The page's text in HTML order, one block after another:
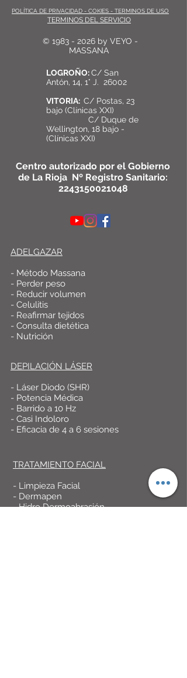
POLÍTICA DE PRIVACIDAD - COKIES - TERMINOS DE USO
TERMINOS DEL SERVICIO
© 1983 - 2026by VEYO -
MASSANA
LOGROÑO:C/ San
Antón, 14, 1° J. 26002
VITORIA: C/ Postas, 23
bajo (Clínicas XXI)
C/ Duque de
Wellington, 18 bajo -
(Clínicas XXI)
Centro autorizado por el Gobierno
de La Rioja Nº Registro Sanitario:
2243150021048
ADELGAZAR
- Método Massana
- Perder peso
- Reducir volumen
- Celulitis
- Reafirmar tejidos
- Consulta dietética
- Nutrición
DEPILACIÓN LÁSER
- Láser Diodo (SHR)
- Potencia Médica
- Barrido a 10 Hz
- Casi Indoloro
- Eficacia de 4 a 6 sesiones
TRATAMIENTO FACIAL
- Limpieza Facial
- Dermapen
- Hidro Dermoabrasión